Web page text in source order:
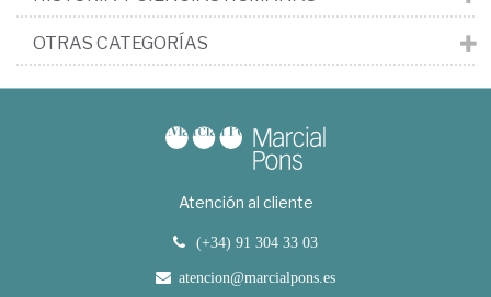
OTRAS CATEGORÍAS
Atención al cliente
(+34) 91 304 33 03
atencion@marcialpons.es